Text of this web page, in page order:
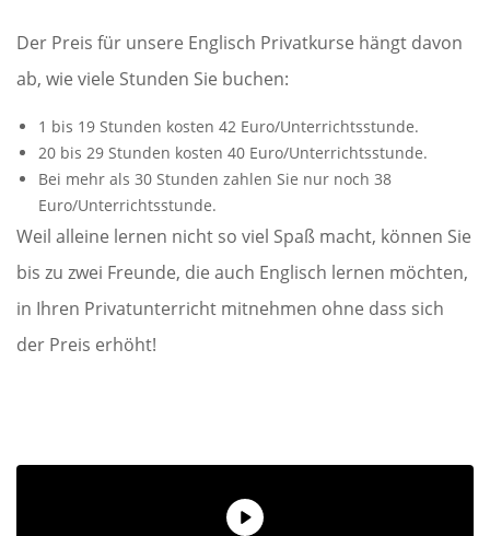
Der Preis für unsere Englisch Privatkurse hängt davon
ab, wie viele Stunden Sie buchen:
1 bis 19 Stunden kosten 42 Euro/Unterrichtsstunde.
20 bis 29 Stunden kosten 40 Euro/Unterrichtsstunde.
Bei mehr als 30 Stunden zahlen Sie nur noch 38
Euro/Unterrichtsstunde.
Weil alleine lernen nicht so viel Spaß macht, können Sie
bis zu zwei Freunde, die auch Englisch lernen möchten,
in Ihren Privatunterricht mitnehmen ohne dass sich
der Preis erhöht!